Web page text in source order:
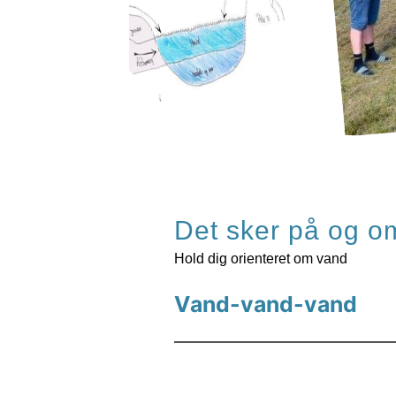
Det sker på og
Hold dig orienteret om vand
Vand-vand-vand